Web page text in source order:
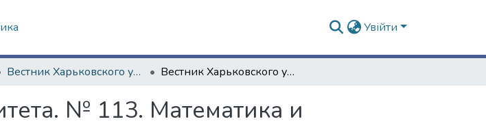
Увійти
Вестник Харьковского университета. Сер. Механико-математическая Вестник Харьковского университета. № 113. Математика и механика. Выпуск 39
№ 113. Математика и